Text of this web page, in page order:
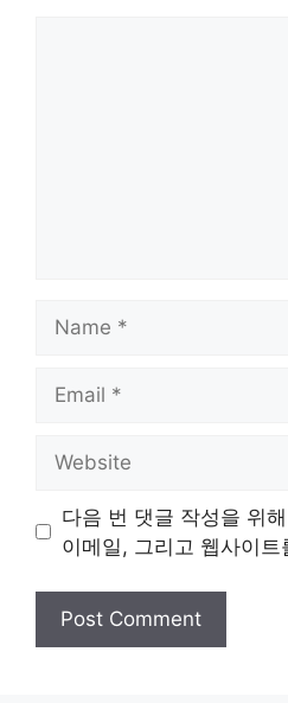
다음 번 댓글 작성을 위
이메일, 그리고 웹사이트